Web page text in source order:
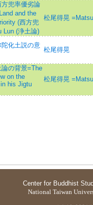
兜率優劣論
and the
(西方兜
Lun (浄土論)
松尾得晃
化土説の意
松尾得晃
の背景=The
on the
his Jigtu
松尾得晃
Center for Buddhist
National Taiwan